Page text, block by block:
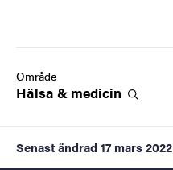
Område
Hälsa & medicin
Senast ändrad 17 mars 2022